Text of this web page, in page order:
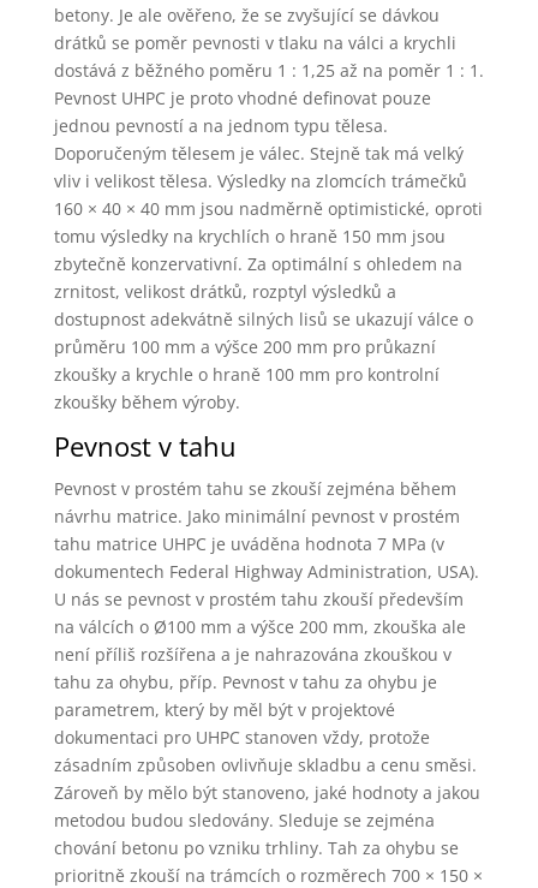
betony. Je ale ověřeno, že se zvyšující se dávkou
drátků se poměr pevnosti v tlaku na válci a krychli
dostává z běžného poměru 1 : 1,25 až na poměr 1 : 1.
Pevnost UHPC je proto vhodné definovat pouze
jednou pevností a na jednom typu tělesa.
Doporučeným tělesem je válec. Stejně tak má velký
vliv i velikost tělesa. Výsledky na zlomcích trámečků
160 × 40 × 40 mm jsou nadměrně optimistické, oproti
tomu výsledky na krychlích o hraně 150 mm jsou
zbytečně konzervativní. Za optimální s ohledem na
zrnitost, velikost drátků, rozptyl výsledků a
dostupnost adekvátně silných lisů se ukazují válce o
průměru 100 mm a výšce 200 mm pro průkazní
zkoušky a krychle o hraně 100 mm pro kontrolní
zkoušky během výroby.
Pevnost v tahu
Pevnost v prostém tahu se zkouší zejména během
návrhu matrice. Jako minimální pevnost v prostém
tahu matrice UHPC je uváděna hodnota 7 MPa (v
dokumentech Federal Highway Administration, USA).
U nás se pevnost v prostém tahu zkouší především
na válcích o Ø100 mm a výšce 200 mm, zkouška ale
není příliš rozšířena a je nahrazována zkouškou v
tahu za ohybu, příp. Pevnost v tahu za ohybu je
parametrem, který by měl být v projektové
dokumentaci pro UHPC stanoven vždy, protože
zásadním způsoben ovlivňuje skladbu a cenu směsi.
Zároveň by mělo být stanoveno, jaké hodnoty a jakou
metodou budou sledovány. Sleduje se zejména
chování betonu po vzniku trhliny. Tah za ohybu se
prioritně zkouší na trámcích o rozměrech 700 × 150 ×